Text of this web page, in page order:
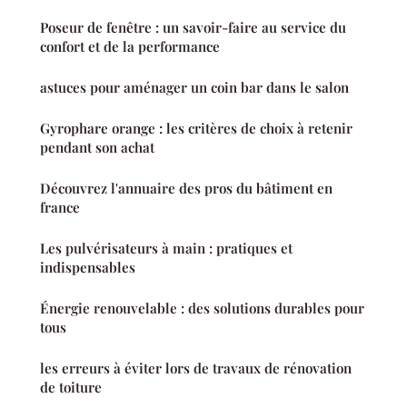
Poseur de fenêtre : un savoir-faire au service du
confort et de la performance
astuces pour aménager un coin bar dans le salon
Gyrophare orange : les critères de choix à retenir
pendant son achat
Découvrez l'annuaire des pros du bâtiment en
france
Les pulvérisateurs à main : pratiques et
indispensables
Énergie renouvelable : des solutions durables pour
tous
les erreurs à éviter lors de travaux de rénovation
de toiture